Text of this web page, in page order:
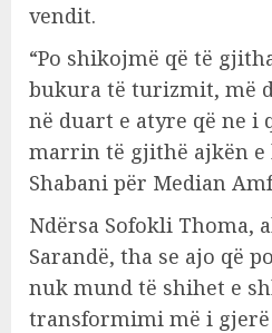
vendit.
“Po shikojmë që të
bukura të turizmit, më
në duart e atyre që ne i
marrin të gjithë ajkën e
Shabani për Median
Ndërsa Sofokli Thoma,
Sarandë, tha se ajo që
nuk mund të shihet e
transformimi më i